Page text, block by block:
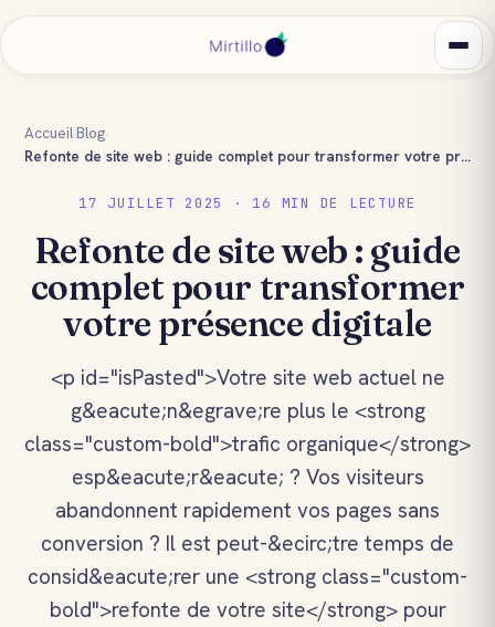
Accueil Blog
Refonte de site web : guide complet pour transformer votre présence digitale
17 JUILLET 2025 · 16 MIN DE LECTURE
Refonte de site web : guide
complet pour transformer
votre présence digitale
<p id="isPasted">Votre site web actuel ne
g&eacute;n&egrave;re plus le <strong
class="custom-bold">trafic organique</strong>
esp&eacute;r&eacute; ? Vos visiteurs
abandonnent rapidement vos pages sans
conversion ? Il est peut-&ecirc;tre temps de
consid&eacute;rer une <strong class="custom-
bold">refonte de votre site</strong> pour